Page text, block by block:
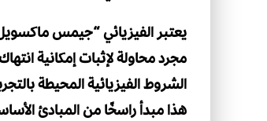
يعتبر الفيزيائي “جيمس
مجرد محاولة لإثبات إمكانية
الشروط الفيزيائية المحيطة
هذا مبدأ راسخًا من المبادئ